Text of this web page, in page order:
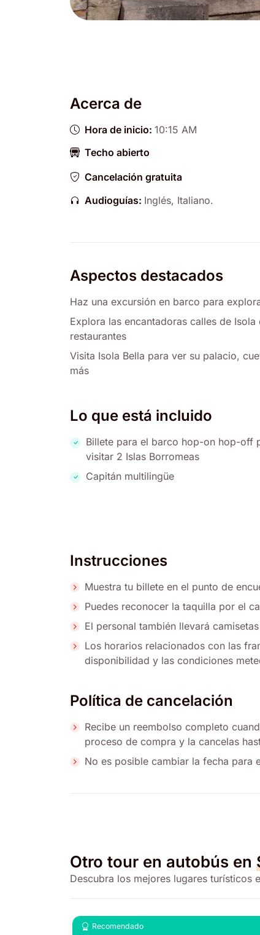
Acerca de
Hora de inicio: 10:15 AM
Techo abierto
Cancelación gratuita
Audioguías: Inglés, Italiano.
Aspectos destacados
Haz una excursión en barco para
Explora las encantadoras calles de
restaurantes
Visita Isola Bella para ver su palacio,
más
Lo que está incluido
Billete para el barco hop-on hop-off
visitar 2 Islas Borromeas
Capitán multilingüe
Instrucciones
Muestra tu billete en el punto de
Puedes reconocer la taquilla por el
El personal también llevará
Los horarios relacionados con las
disponibilidad y las condiciones
Política de cancelación
Recibe un reembolso completo
proceso de compra y la cancelas
No es posible cambiar la fecha para
Otro tour en autobús en
Descubra los mejores lugares turísticos
Recomendado